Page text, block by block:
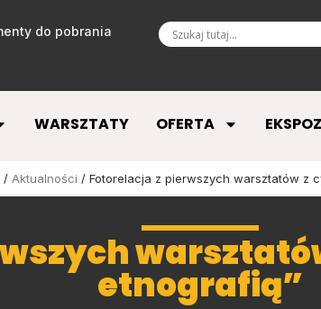
do pobrania
WARSZTATY OFERTA
/ Aktualności / Fotorelacja z pierwszych warsztatów z
etnografią”